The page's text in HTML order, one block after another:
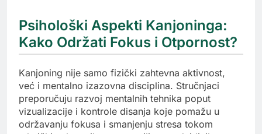
Psihološki Aspekti Kanjoninga:
Kako Održati Fokus i Otpornost?
Kanjoning nije samo fizički zahtevna aktivnost,
već i mentalno izazovna disciplina. Stručnjaci
preporučuju razvoj mentalnih tehnika poput
vizualizacije i kontrole disanja koje pomažu u
održavanju fokusa i smanjenju stresa tokom